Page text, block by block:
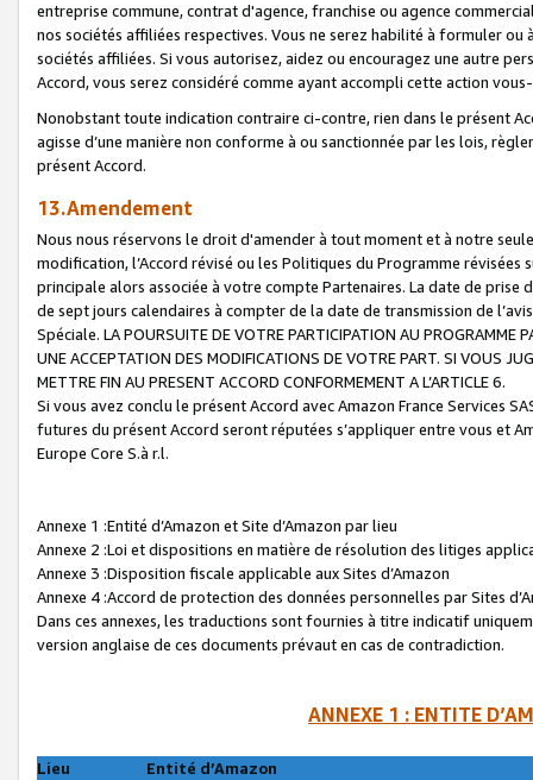
entreprise commune, contrat d'agence, franchise ou agence
nos sociétés affiliées respectives. Vous ne serez habilité à formuler
sociétés affiliées. Si vous autorisez, aidez ou encouragez une autre
Accord, vous serez considéré comme ayant accompli cette action
Nonobstant toute indication contraire ci-contre, rien dans le présent
agisse d’une manière non conforme à ou sanctionnée par les lois,
présent Accord.
13.Amendement
Nous nous réservons le droit d'amender à tout moment et à notre
modification, l’Accord révisé ou les Politiques du Programme
principale alors associée à votre compte Partenaires. La date de
de sept jours calendaires à compter de la date de transmission de
Spéciale. LA POURSUITE DE VOTRE PARTICIPATION AU PROGRAMME
UNE ACCEPTATION DES MODIFICATIONS DE VOTRE PART. SI VOUS
METTRE FIN AU PRESENT ACCORD CONFORMEMENT A L’ARTICLE 6.
Si vous avez conclu le présent Accord avec Amazon France Services
futures du présent Accord seront réputées s’appliquer entre vous et
Europe Core S.à r.l.
Annexe 1 :Entité d’Amazon et Site d’Amazon par lieu
Annexe 2 :Loi et dispositions en matière de résolution des litiges
Annexe 3 :Disposition fiscale applicable aux Sites d’Amazon
Annexe 4 :Accord de protection des données personnelles par Sites
Dans ces annexes, les traductions sont fournies à titre indicatif
version anglaise de ces documents prévaut en cas de contradiction.
ANNEXE 1 : ENTITE
Lieu
Entité d’Amazon